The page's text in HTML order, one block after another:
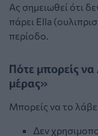
Ας σημειωθεί ότι
πάρει Ella
περίοδο.
Πότε μπορείς να
μέρας»
Μπορείς να το
Δεν